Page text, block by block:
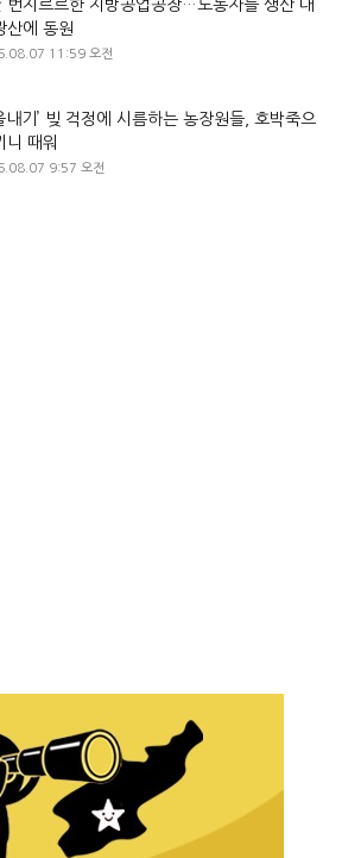
번지르르한 지방공업공장…노동자들 생산 대
산에 동원
11:59 오전
내기’ 빚 걱정에 시름하는 농장원들, 호박죽으
니 때워
9:57 오전